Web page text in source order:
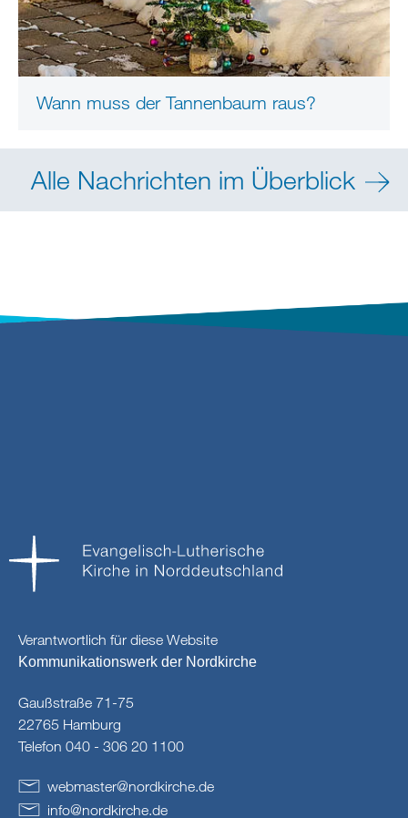
Wann muss der Tannenbaum raus?
Alle Nachrichten im Überblick
Verantwortlich für diese Website
Kommunikationswerk der Nordkirche
Gaußstraße 71-75
22765 Hamburg
Telefon 040 - 306 20 1100
webmaster@nordkirche.de
info@nordkirche.de